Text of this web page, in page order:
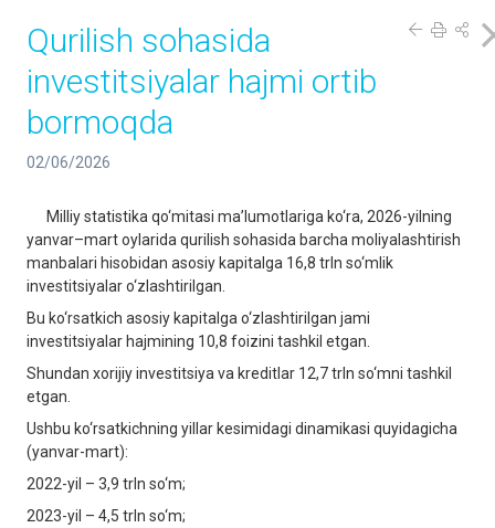
Qurilish sohasida
investitsiyalar hajmi ortib
bormoqda
02/06/2026
Milliy statistika qo‘mitasi ma’lumotlariga ko‘ra, 2026-yilning
yanvar–mart oylarida qurilish sohasida barcha moliyalashtirish
manbalari hisobidan asosiy kapitalga 16,8 trln so‘mlik
investitsiyalar o‘zlashtirilgan.
Bu ko‘rsatkich asosiy kapitalga o‘zlashtirilgan jami
investitsiyalar hajmining 10,8 foizini tashkil etgan.
Shundan xorijiy investitsiya va kreditlar 12,7 trln so‘mni tashkil
etgan.
Ushbu ko‘rsatkichning yillar kesimidagi dinamikasi quyidagicha
(yanvar-mart):
2022-yil – 3,9 trln so‘m;
2023-yil – 4,5 trln so‘m;